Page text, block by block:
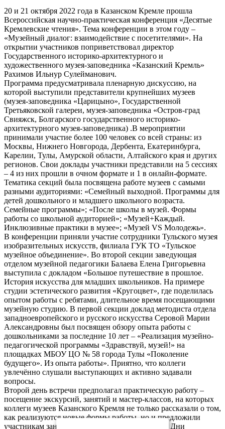
20 и 21 октября 2022 года в Казанском Кремле прошла
Всероссийская научно-практическая конференция «Десятые
Кремлевские чтения». Тема конференции в этом году –
«Музейный диалог: взаимодействие с посетителями». На
открытии участников поприветствовал директор
Государственного историко-архитектурного и
художественного музея-заповедника «Казанский Кремль»
Рахимов Ильнур Сулейманович.
Программа предусматривала пленарную дискуссию, на
которой выступили представители крупнейших музеев
(музея-заповедника «Царицыно», Государственной
Третьяковской галереи, музея-заповедника «Остров-град
Свияжск, Болгарского государственного историко-
архитектурного музея-заповедника) .В мероприятии
принимали участие более 100 человек со всей страны: из
Москвы, Нижнего Новгорода, Дербента, Екатеринбурга,
Карелии, Тулы, Амурской области, Алтайского края и других
регионов. Свои доклады участники представили на 5 сессиях
– 4 из них прошли в очном формате и 1 в онлайн-формате.
Тематика секций была посвящена работе музеев с самыми
разными аудиториями: «Семейный выходной. Программы для
детей дошкольного и младшего школьного возраста.
Семейные программы»; «После школы в музей. Формы
работы со школьной аудиторией»; «Музей+Каждый.
Инклюзивные практики в музее»; «Музей VS Молодежь».
В конференции приняли участие сотрудники Тульского музея
изобразительных искусств, филиала ГУК ТО «Тульское
музейное объединение». Во второй секции заведующая
отделом музейной педагогики Балаева Елена Григорьевна
выступила с докладом «Большое путешествие в прошлое.
История искусства для младших школьников. На примере
студии эстетического развития «Кругоцвет», где поделилась
опытом работы с ребятами, длительное время посещающими
музейную студию. В первой секции доклад методиста отдела
западноевропейского и русского искусства Серовой Марии
Александровны был посвящен обзору опыта работы с
дошкольниками за последние 10 лет – «Реализация музейно-
педагогической программы «Здравствуй, музей!» на
площадках МБОУ ЦО № 58 города Тулы «Поколение
будущего». Из опыта работы». Приятно, что коллеги
увлечённо слушали выступающих и активно задавали
вопросы.
Второй день встречи предполагал практическую работу –
посещение экскурсий, занятий и мастер-классов, на которых
коллеги музеев Казанского Кремля не только рассказали о том,
как реализуются новые формы работы, но и предложили
участникам занятий самим поделиться опытом. Дни